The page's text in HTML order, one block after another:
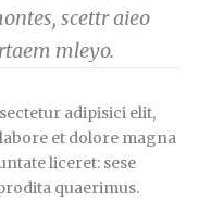
scettr aieo
mleyo.
adipisici elit,
et dolore magna
liceret: sese
quaerimus.